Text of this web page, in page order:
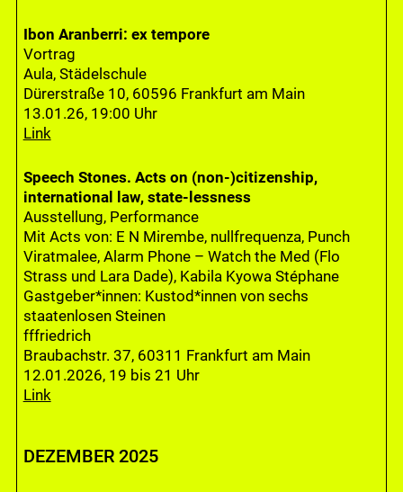
Ibon Aranberri: ex tempore
Vortrag
Aula, Städelschule
Dürerstraße 10, 60596 Frankfurt am Main
13.01.26, 19:00 Uhr
Link
Speech Stones. Acts on (non-)citizenship,
international law, state-lessness
Ausstellung, Performance
Mit Acts von: E N Mirembe, nullfrequenza, Punch
Viratmalee, Alarm Phone – Watch the Med (Flo
Strass und Lara Dade), Kabila Kyowa Stéphane
Gastgeber*innen: Kustod*innen von sechs
staatenlosen Steinen
fffriedrich
Braubachstr. 37, 60311 Frankfurt am Main
12.01.2026, 19 bis 21 Uhr
Link
DEZEMBER 2025